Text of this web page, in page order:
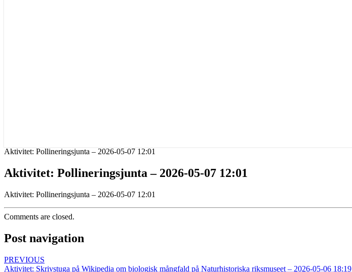
Aktivitet: Pollineringsjunta – 2026-05-07 12:01
Aktivitet: Pollineringsjunta – 2026-05-07 12:01
Aktivitet: Pollineringsjunta – 2026-05-07 12:01
Comments are closed.
Post navigation
PREVIOUS
Aktivitet: Skrivstuga på Wikipedia om biologisk mångfald på Naturhistoriska riksmuseet – 2026-05-06 18:19